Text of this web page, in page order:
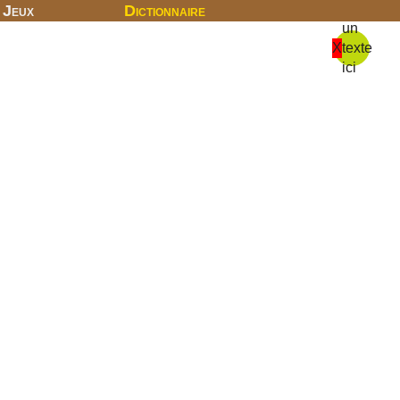
Jeux Dictionnaire
X
un
texte
ici